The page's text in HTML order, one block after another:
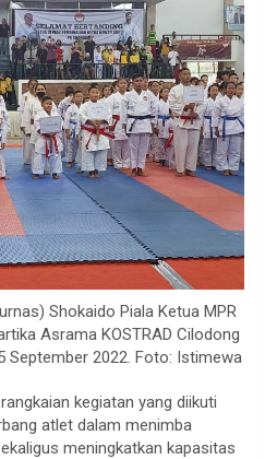
Shokaido Piala Ketua MPR
Asrama KOSTRAD Cilodong
September 2022. Foto: Istimewa
kegiatan yang diikuti
atlet dalam menimba
meningkatkan kapasitas